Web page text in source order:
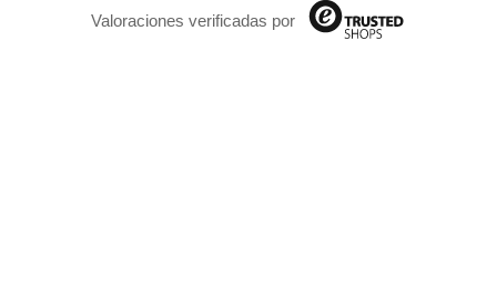
Valoraciones verificadas por